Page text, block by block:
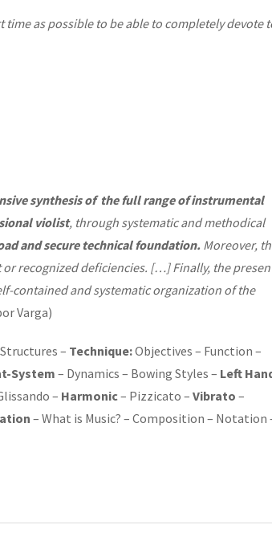
as possible to be able to completely devote
synthesis of the full rangeof instrumental
violist, through systematic and methodical
and secure technical foundation. Moreover,
recognized deficiencies. […] Finally, the
contained and systematic organization of the
Varga)
– Technique:Objectives – Function –
System – Dynamics – Bowing Styles – Left
– Harmonic– Pizzicato – Vibrato –
– What is Music? – Composition – Notation